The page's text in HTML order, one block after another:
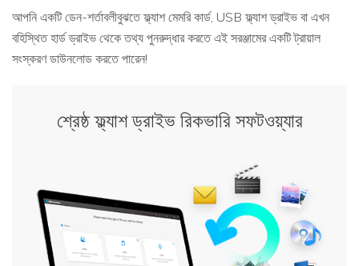
আপনি একটি ডেন-শর্তাবলীবুঝতে ফ্ল্যাশ মেমরি কার্ড, USB ফ্ল্যাশ ড্রাইভ বা এখন
বহিস্থিত হার্ড ড্রাইভ থেকে তথ্য পুনরুদ্ধার করতে এই সরঞ্জামের একটি ট্রায়াল
সংস্করণ ডাউনলোড করতে পারেন!
শ্রেষ্ঠ ফ্ল্যাশ ড্রাইভ রিকভারি সফটওয়্যার